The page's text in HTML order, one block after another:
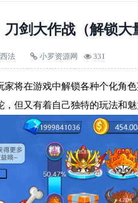
刀剑大作战（解锁大
法 小罗资源网 331
将在游戏中解锁各种个化角
但又有着自己独特的玩法和魅